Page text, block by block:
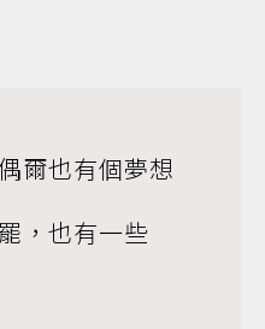
爾也有個夢想
，也有一些